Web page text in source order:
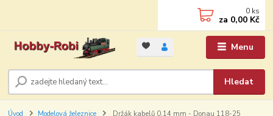
Menu
Hledat
0 ks
za 0,00 Kč
Úvod Modelová železnice Držák kabelů 0,14 mm - Donau 118-25